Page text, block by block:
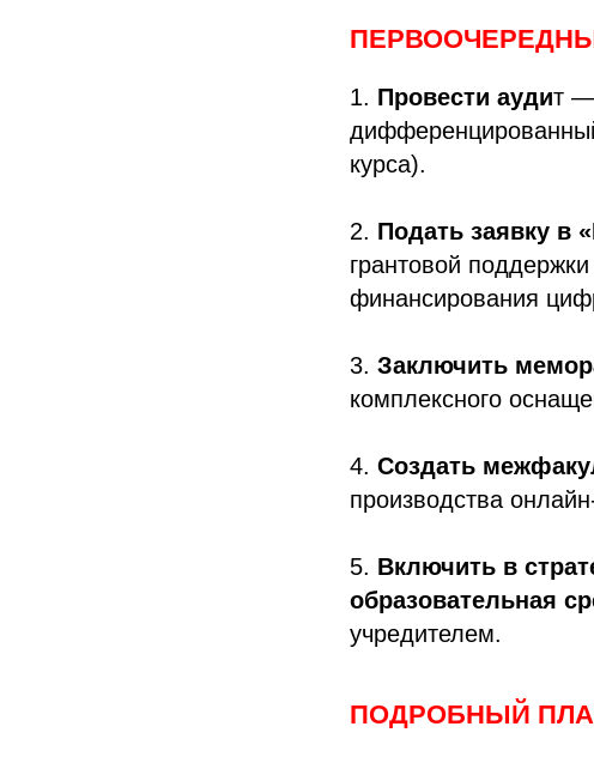
1. Провести аудит —
курса).
2. Подать заявку в
грантовой
финансирования
3. Заключить
комплексного
4. Создать
производства
5. Включить в
образовательная
учредителем.
ПОДРОБНЫЙ